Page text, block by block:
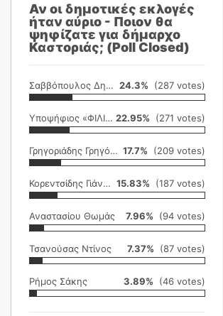
Αν οι δημοτικές εκλογές
ήταν αύριο - Ποιον θα
ψηφίζατε για δήμαρχο
Καστοριάς; (Poll Closed)
Σαββόπουλος Δημήτρης 24.3% (287 votes)
Υποψήφιος «ΦΙΛΙΚΗ ΕΤΑΙΡΕΙΑ» 22.95% (271 votes)
Γρηγοριάδης Γρηγόρης 17.7% (209 votes)
Κορεντσίδης Γιάννης 15.83% (187 votes)
Αναστασίου Θωμάς 7.96% (94 votes)
Τσανούσας Ντίνος 7.37% (87 votes)
Ρήμος Σάκης 3.89% (46 votes)